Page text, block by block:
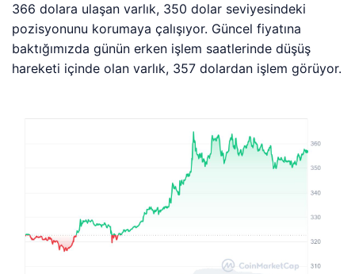
366 dolara ulaşan varlık, 350 dolar seviyesindeki
pozisyonunu korumaya çalışıyor. Güncel fiyatına
baktığımızda günün erken işlem saatlerinde düşüş
hareketi içinde olan varlık, 357 dolardan işlem görüyor.